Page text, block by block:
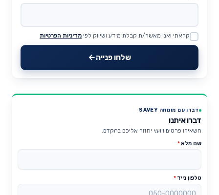
Website
קראתי ואני מאשר/ת קבלת מידע ושיווק לפי מדיניות הפרטיות
שלחו פנייה
דברו עם מומחה SAVEY
דברו איתנו
השאירו פרטים ויועץ יחזור אליכם בהקדם.
שם מלא*
טלפון נייד *